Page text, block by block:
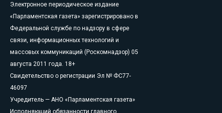
Электронное периодическое издание
«Парламентская газета» зарегистрировано в
Федеральной службе по надзору в сфере
связи, информационных технологий и
массовых коммуникаций (Роскомнадзор) 05
августа 2011 года. 18+
Свидетельство о регистрации Эл № ФС77-
46097
Учредитель — АНО «Парламентская газета»